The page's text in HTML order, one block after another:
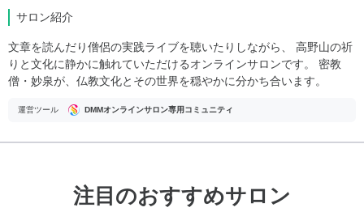
サロン紹介
文章を読んだり僧侶の実践ライブを聴いたりしながら、 高野山の祈
りと文化に静かに触れていただけるオンラインサロンです。 密教
僧・妙泉が、仏教文化とその世界を穏やかに分かち合います。
運営ツール DMMオンラインサロン専用コミュニティ
注目のおすすめサロン